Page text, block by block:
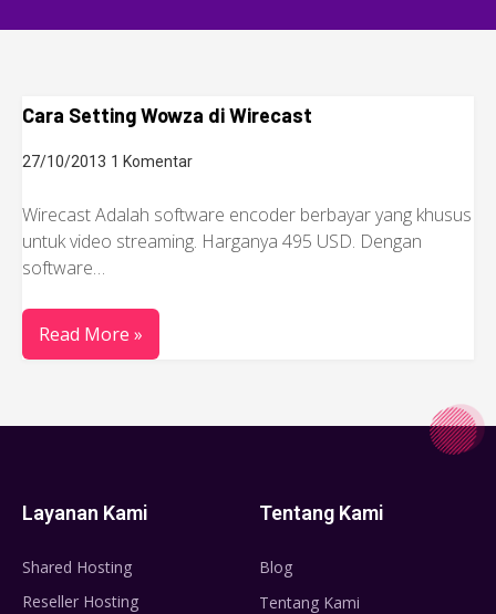
Cara Setting Wowza di Wirecast
27/10/2013 1 Komentar
Wirecast Adalah software encoder berbayar yang khusus
untuk video streaming. Harganya 495 USD. Dengan
software…
Read More »
Layanan Kami
Shared Hosting
Reseller Hosting
Tentang Kami
Blog
Tentang Kami